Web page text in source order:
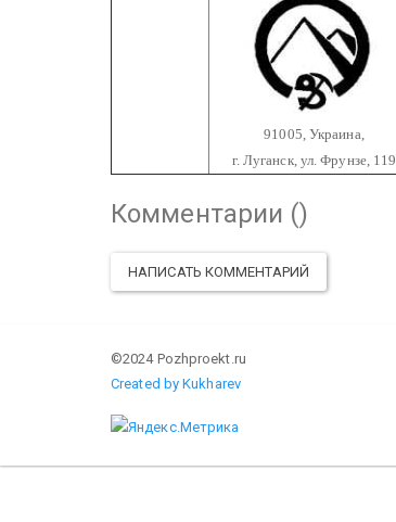
91005, Украина,
г. Луганск, ул. Фрунзе, 119
Комментарии ()
НАПИСАТЬ КОММЕНТАРИЙ
©2024 Pozhproekt.ru
Created by Kukharev